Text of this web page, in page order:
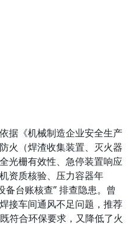
依据《机械制造企业安全生产
火（焊渣收集装置、灭火器
光栅有效性、急停装置响应
资质核验、压力容器年
备台账核查” 排查隐患。曾
接车间通风不足问题，推荐
符合环保要求，又降低了火